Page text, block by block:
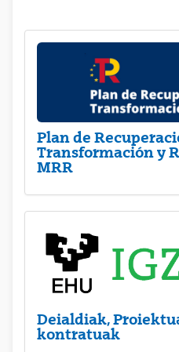
Plan de
Transformación y
MRR
Deialdiak,
kontratuak